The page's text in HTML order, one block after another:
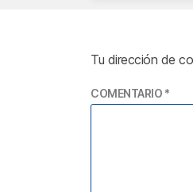
Tu dirección de
COMENTARIO *